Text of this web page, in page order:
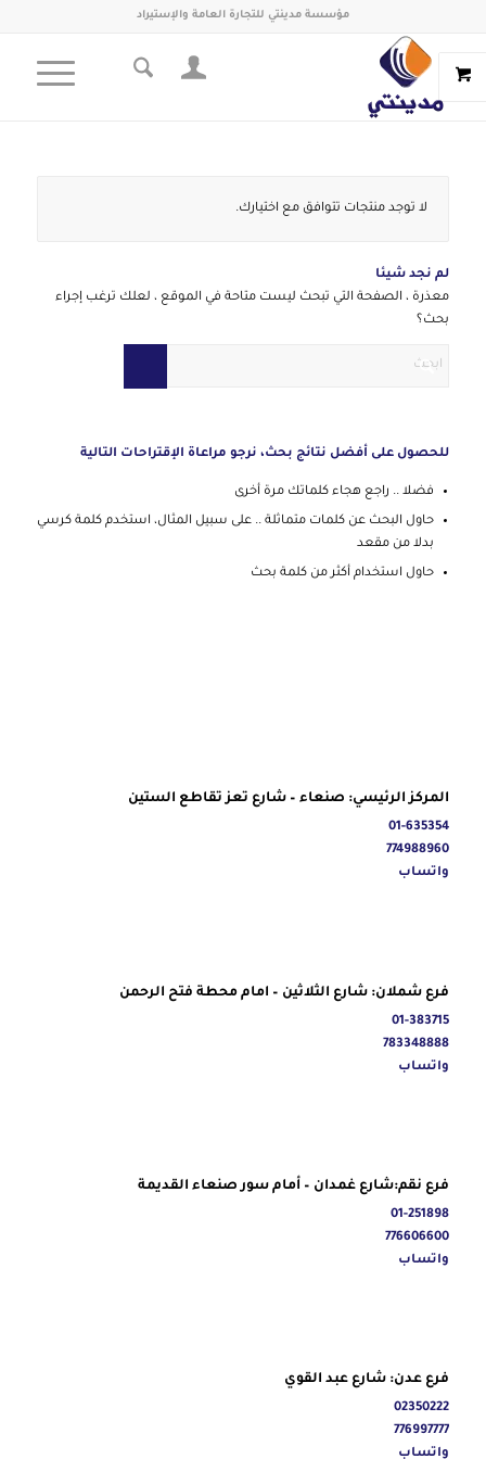
مؤسسة مدينتي للتجارة العامة والإستيراد
لا توجد منتجات تتوافق مع اختيارك.
لم نجد شيئا
معذرة ، الصفحة التي تبحث ليست متاحة في الموقع ، لعلك ترغب إجراء
بحث؟
للحصول على أفضل نتائج بحث، نرجو مراعاة الإقتراحات التالية
فضلا .. راجع هجاء كلماتك مرة أخرى
حاول البحث عن كلمات متماثلة .. على سبيل المثال، استخدم كلمة كرسي
بدلا من مقعد
حاول استخدام أكثر من كلمة بحث
المركز الرئيسي: صنعاء – شارع تعز تقاطع الستين
01-635354
774988960
واتساب
فرع شملان: شارع الثلاثين – امام محطة فتح الرحمن
01-383715
783348888
واتساب
فرع نقم:شارع غمدان – أمام سور صنعاء القديمة
01-251898
776606600
واتساب
فرع عدن: شارع عبد القوي
02350222
776997777
واتساب